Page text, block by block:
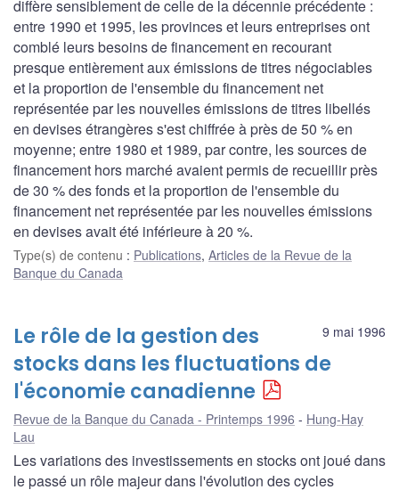
diffère sensiblement de celle de la décennie précédente :
entre 1990 et 1995, les provinces et leurs entreprises ont
comblé leurs besoins de financement en recourant
presque entièrement aux émissions de titres négociables
et la proportion de l'ensemble du financement net
représentée par les nouvelles émissions de titres libellés
en devises étrangères s'est chiffrée à près de 50 % en
moyenne; entre 1980 et 1989, par contre, les sources de
financement hors marché avaient permis de recueillir près
de 30 % des fonds et la proportion de l'ensemble du
financement net représentée par les nouvelles émissions
en devises avait été inférieure à 20 %.
Type(s) de contenu : Publications, Articles de la Revue de la
Banque du Canada
9 mai 1996
Le rôle de la gestion des
stocks dans les fluctuations de
l'économie canadienne
Revue de la Banque du Canada - Printemps 1996
Hung-Hay
Lau
Les variations des investissements en stocks ont joué dans
le passé un rôle majeur dans l'évolution des cycles